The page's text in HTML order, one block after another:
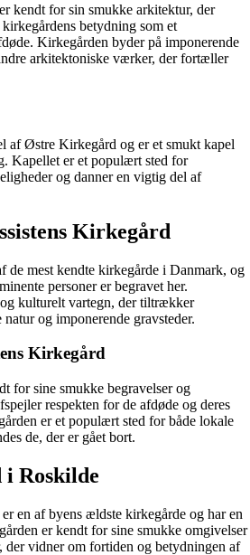
kendt for sin smukke arkitektur, der
betydning som et
Kirkegården byder på imponerende
arkitektoniske værker, der fortæller
af Østre Kirkegård og er et smukt kapel
Kapellet er et populært sted for
og danner en vigtig del af
Kirkegård
de mest kendte kirkegårde i Danmark, og
personer er begravet her.
kulturelt vartegn, der tiltrækker
og imponerende gravsteder.
Kirkegård
for sine smukke begravelser og
respekten for de afdøde og deres
er et populært sted for både lokale
de, der er gået bort.
Roskilde
en af byens ældste kirkegårde og har en
er kendt for sine smukke omgivelser
der vidner om fortiden og betydningen af